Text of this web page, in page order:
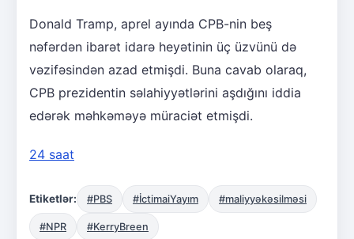
Donald Tramp, aprel ayında CPB-nin beş
nəfərdən ibarət idarə heyətinin üç üzvünü də
vəzifəsindən azad etmişdi. Buna cavab olaraq,
CPB prezidentin səlahiyyətlərini aşdığını iddia
edərək məhkəməyə müraciət etmişdi.
24 saat
Etiketlər: #PBS #İctimaiYayım #maliyyəkəsilməsi
#NPR #KerryBreen